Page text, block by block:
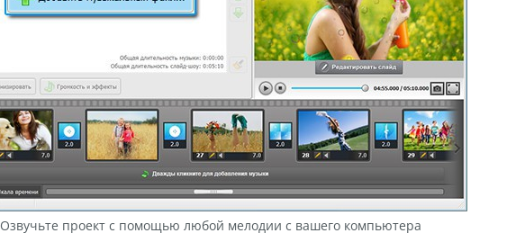
Озвучьте проект с помощью любой мелодии с вашего компьютера